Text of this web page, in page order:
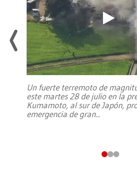
Un fuerte terremoto de
este martes 28 de julio en la
Kumamoto, al sur de Japón,
emergencia de gran...